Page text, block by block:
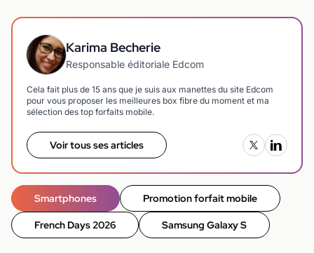
Karima Becherie
Responsable éditoriale Edcom
Cela fait plus de 15 ans que je suis aux manettes du site Edcom
pour vous proposer les meilleures box fibre du moment et ma
sélection des top forfaits mobile.
Voir tous ses articles
Smartphones Promotion forfait mobile
French Days 2026 Samsung Galaxy S